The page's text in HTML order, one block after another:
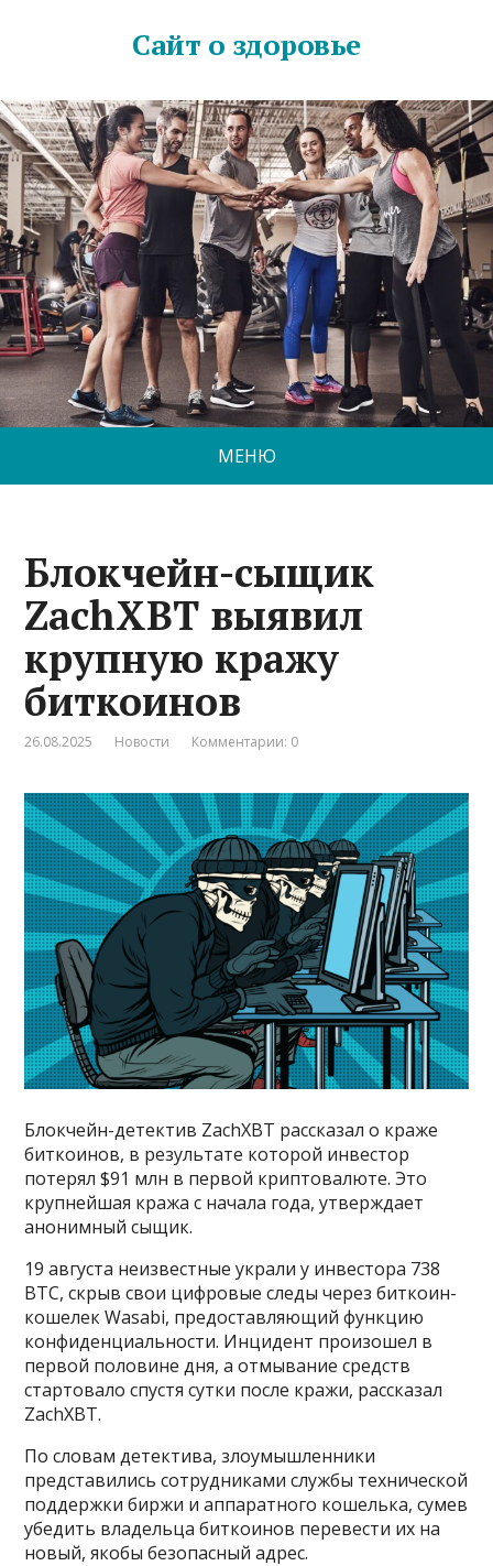
Сайт о здоровье
МЕНЮ
Блокчейн-сыщик
ZachXBT выявил
крупную кражу
биткоинов
26.08.2025 Новости Комментарии: 0
Блокчейн-детектив ZachXBT рассказал о краже
биткоинов, в результате которой инвестор
потерял $91 млн в первой криптовалюте. Это
крупнейшая кража с начала года, утверждает
анонимный сыщик.
19 августа неизвестные украли у инвестора 738
BTC, скрыв свои цифровые следы через биткоин-
кошелек Wasabi, предоставляющий функцию
конфиденциальности. Инцидент произошел в
первой половине дня, а отмывание средств
стартовало спустя сутки после кражи, рассказал
ZachXBT.
По словам детектива, злоумышленники
представились сотрудниками службы технической
поддержки биржи и аппаратного кошелька, сумев
убедить владельца биткоинов перевести их на
новый, якобы безопасный адрес.